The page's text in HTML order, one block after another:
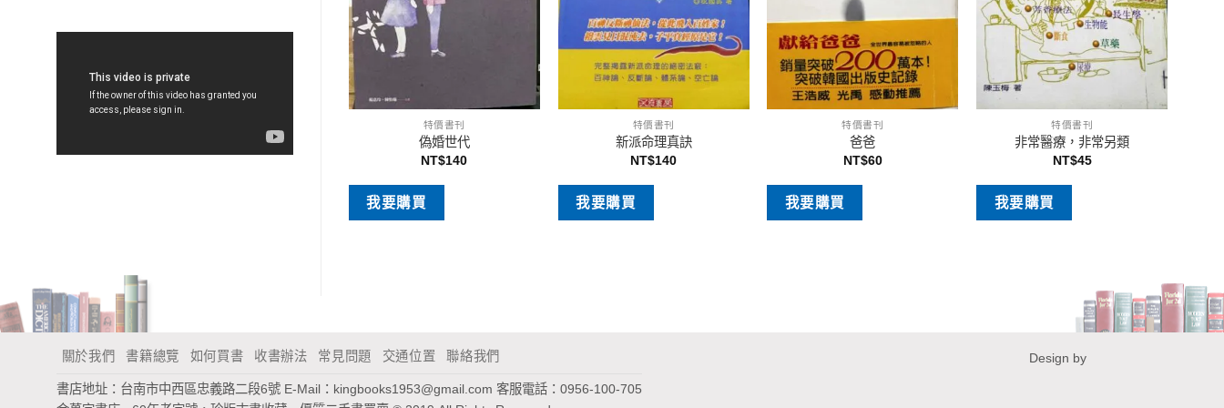
特價書刊
偽婚世代
NT$140
我要購買
特價書刊
新派命理真訣
NT$140
我要購買
特價書刊
爸爸
NT$60
我要購買
特價書刊
非常醫療，非常另類
NT$45
我要購買
Design by
關於我們 書籍總覽 如何買書 收書辦法 常見問題 交通位置 聯絡我們
書店地址：台南市中西區忠義路二段6號 E-Mail： kingbooks1953@gmail.com 客服電話：0956-100-705